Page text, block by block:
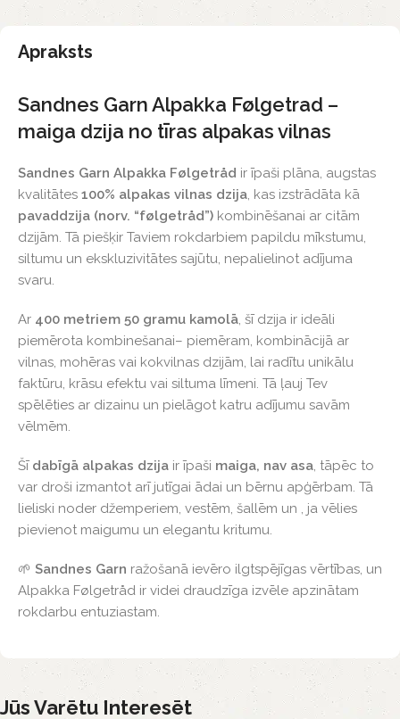
Apraksts
Sandnes Garn Alpakka Følgetrad –
maiga dzija no tīras alpakas vilnas
Sandnes Garn Alpakka Følgetråd ir īpaši plāna, augstas
kvalitātes 100% alpakas vilnas dzija, kas izstrādāta kā
pavaddzija (norv. “følgetråd”) kombinēšanai ar citām
dzijām. Tā piešķir Taviem rokdarbiem papildu mīkstumu,
siltumu un ekskluzivitātes sajūtu, nepalielinot adījuma
svaru.
Ar 400 metriem 50 gramu kamolā, šī dzija ir ideāli
piemērota kombinešanai– piemēram, kombinācijā ar
vilnas, mohēras vai kokvilnas dzijām, lai radītu unikālu
faktūru, krāsu efektu vai siltuma līmeni. Tā ļauj Tev
spēlēties ar dizainu un pielāgot katru adījumu savām
vēlmēm.
Šī dabīgā alpakas dzija ir īpaši maiga, nav asa, tāpēc to
var droši izmantot arī jutīgai ādai un bērnu apģērbam. Tā
lieliski noder džemperiem, vestēm, šallēm un , ja vēlies
pievienot maigumu un elegantu kritumu.
🌱 Sandnes Garn ražošanā ievēro ilgtspējīgas vērtības, un
Alpakka Følgetråd ir videi draudzīga izvēle apzinātam
rokdarbu entuziastam.
Jūs Varētu Interesēt